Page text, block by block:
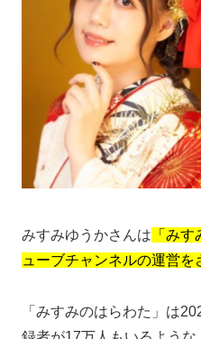
みすみゆうかさんは 「み
ューブチャンネルの運営を
「みすみのはらわた」は